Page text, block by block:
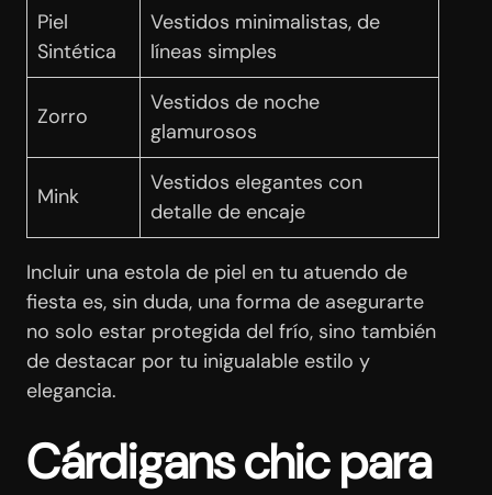
Piel
Sintética
Vestidos minimalistas, de
líneas simples
Zorro
Vestidos de noche
glamurosos
Mink
Vestidos elegantes con
detalle de encaje
Incluir una estola de piel en tu atuendo de
fiesta es, sin duda, una forma de asegurarte
no solo estar protegida del frío, sino también
de destacar por tu inigualable estilo y
elegancia.
Cárdigans chic para